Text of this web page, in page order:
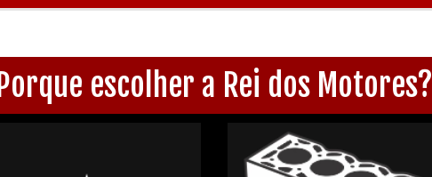
Porque escolher a Rei dos Motores?